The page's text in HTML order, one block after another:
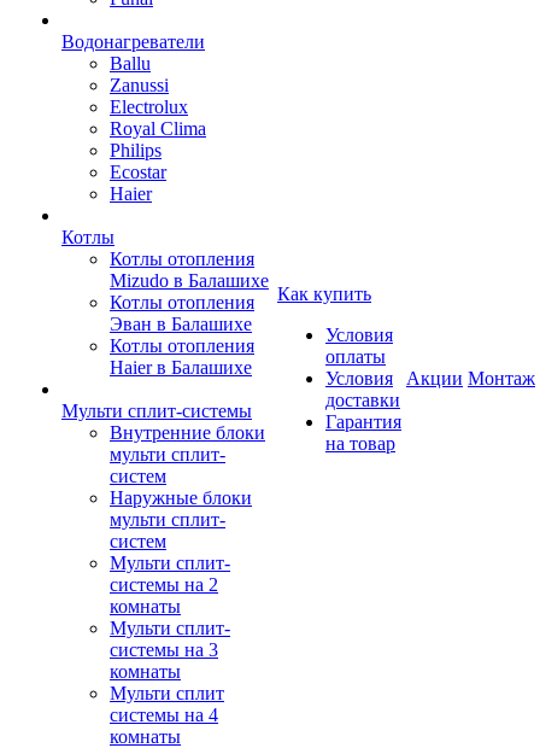
Водонагреватели
Ballu
Zanussi
Electrolux
Royal Clima
Philips
Ecostar
Haier
Котлы
Котлы отопления
Mizudo в Балашихе
Котлы отопления
Эван в Балашихе
Котлы отопления
Haier в Балашихе
Мульти сплит-системы
Внутренние блоки
мульти сплит-
систем
Наружные блоки
мульти сплит-
систем
Мульти сплит-
системы на 2
комнаты
Мульти сплит-
системы на 3
комнаты
Мульти сплит
системы на 4
комнаты
Как купить
Условия
оплаты
Условия
доставки
Гарантия
на товар
Акции Монтаж